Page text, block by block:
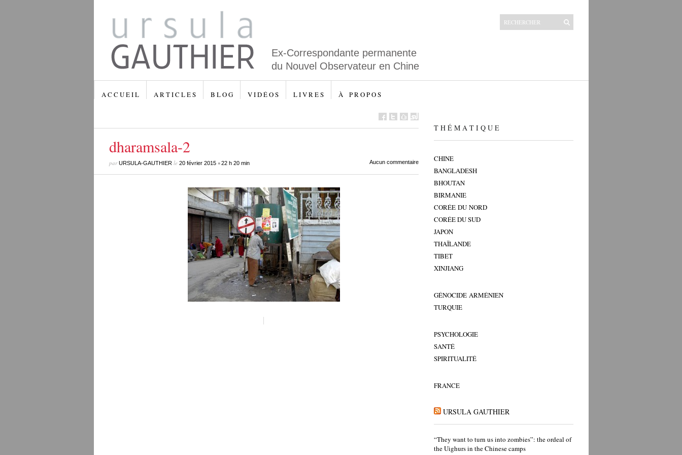
Ex-Correspondante permanente
du Nouvel Observateur en Chine
A C C U E I L A R T I C L E S B L O G V I D É O S L I V R E S À P R O P O S
dharamsala-2
parURSULA-GAUTHIERle 20 février 2015•22 h 20 min Aucun commentaire
T H É M A T I Q U E
CHINE
BANGLADESH
BHOUTAN
BIRMANIE
CORÉE DU NORD
CORÉE DU SUD
JAPON
THAÏLANDE
TIBET
XINJIANG
GÉNOCIDE ARMÉNIEN
TURQUIE
PSYCHOLOGIE
SANTÉ
SPIRITUALITÉ
FRANCE
URSULA GAUTHIER
“They want to turn us into zombies”: the ordeal of
the Uighurs in the Chinese camps